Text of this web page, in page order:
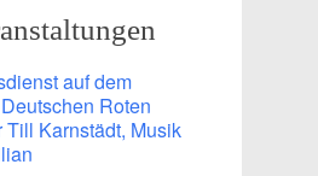
auf dem
Roten
Till Karnstädt, Musik